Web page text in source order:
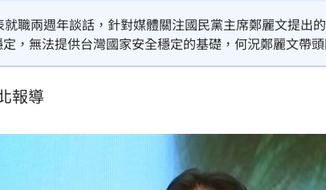
白對決！神級舞台炸全場 20:19
價漲3元」
秀經典擦汗全場瘋掉 20:08
申購額再破紀錄
職兩週年談話，針對媒體關注國民黨主席鄭麗文提出
，無法提供台灣國家安全穩定的基礎，何況鄭麗文帶
見面，又接受九二共識，放棄台灣的主體性，無形中
的。
報導